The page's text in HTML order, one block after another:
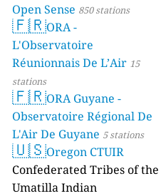
Open Sense 850 stations
🇫🇷ORA -
L'Observatoire
Réunionnais De L’Air 15
stations
🇫🇷ORA Guyane -
Observatoire Régional De
L'Air De Guyane 5 stations
🇺🇸Oregon CTUIR
Confederated Tribes of the
Umatilla Indian